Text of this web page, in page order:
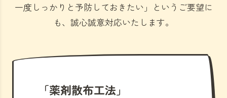
一度しっかりと予防しておきたい」 というご要望に
も、誠心誠意対応いたします。
「薬剤散布工法」